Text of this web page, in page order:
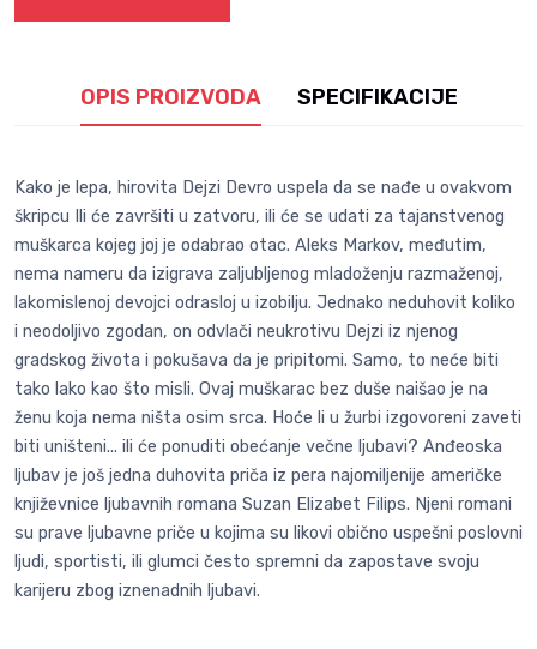
OPIS PROIZVODA SPECIFIKACIJE
Kako je lepa, hirovita Dejzi Devro uspela da se nađe u ovakvom
škripcu Ili će završiti u zatvoru, ili će se udati za tajanstvenog
muškarca kojeg joj je odabrao otac. Aleks Markov, međutim,
nema nameru da izigrava zaljubljenog mladoženju razmaženoj,
lakomislenoj devojci odrasloj u izobilju. Jednako neduhovit koliko
i neodoljivo zgodan, on odvlači neukrotivu Dejzi iz njenog
gradskog života i pokušava da je pripitomi. Samo, to neće biti
tako lako kao što misli. Ovaj muškarac bez duše naišao je na
ženu koja nema ništa osim srca. Hoće li u žurbi izgovoreni zaveti
biti uništeni... ili će ponuditi obećanje večne ljubavi? Anđeoska
ljubav je još jedna duhovita priča iz pera najomiljenije američke
književnice ljubavnih romana Suzan Elizabet Filips. Njeni romani
su prave ljubavne priče u kojima su likovi obično uspešni poslovni
ljudi, sportisti, ili glumci često spremni da zapostave svoju
karijeru zbog iznenadnih ljubavi.